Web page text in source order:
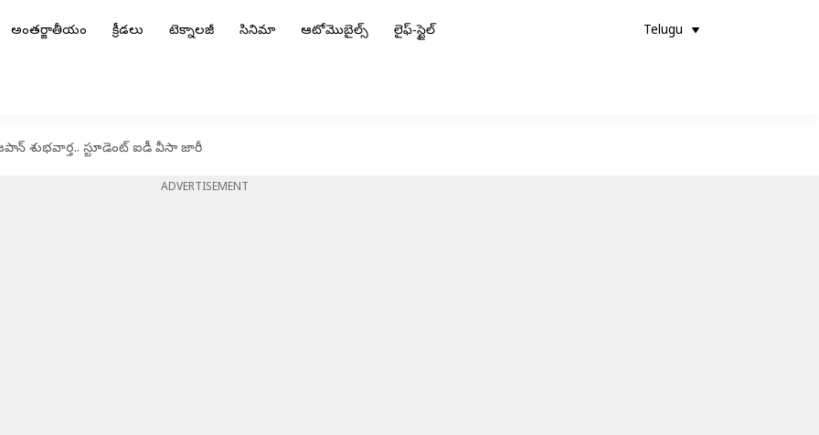
అంతర్జాతీయం క్రీడలు టెక్నాలజీ సినిమా ఆటోమొబైల్స్ లైఫ్-స్టైల్ Telugu
శుభవార్త.. స్టూడెంట్ ఐడీ వీసా జారీ
ADVERTISEMENT